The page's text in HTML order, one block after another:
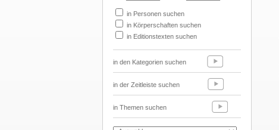
in Personen suchen
in Körperschaften suchen
in Editionstexten suchen
in den Kategorien suchen
in der Zeitleiste suchen
in Themen suchen